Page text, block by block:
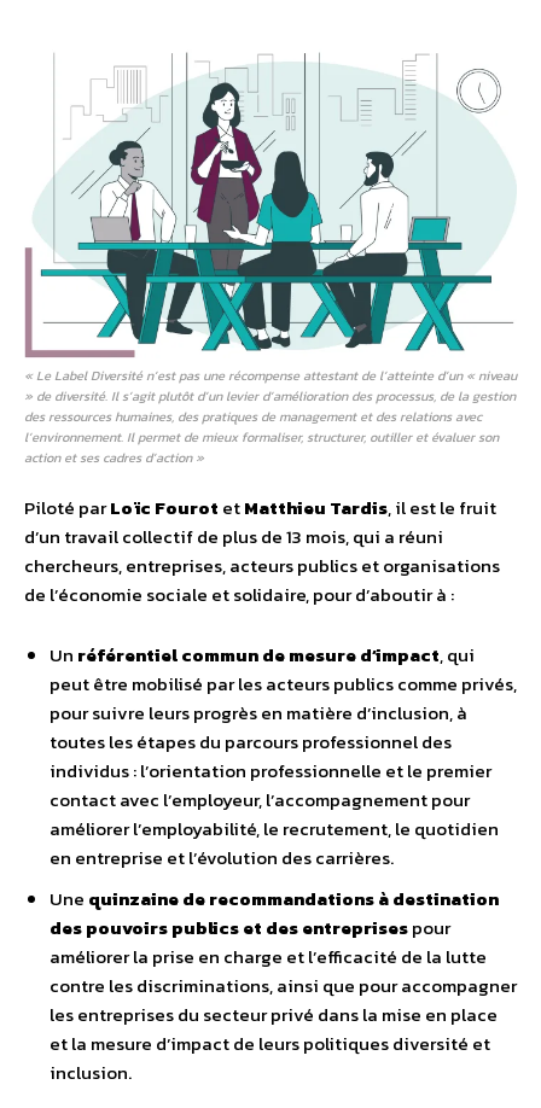
« Le Label Diversité n’est pas une récompense attestant de l’atteinte d’un « niveau
» de diversité. Il s’agit plutôt d’un levier d’amélioration des processus, de la gestion
des ressources humaines, des pratiques de management et des relations avec
l’environnement. Il permet de mieux formaliser, structurer, outiller et évaluer son
action et ses cadres d’action »
Piloté parLoïc Fourot etMatthieu Tardis, il est le fruit
d’un travail collectif de plus de 13 mois, qui a réuni
chercheurs, entreprises, acteurs publics et organisations
de l’économie sociale et solidaire, pour d’aboutir à :
Un référentiel commun de mesure d’impact, qui
peut être mobilisé par les acteurs publics comme privés,
pour suivre leurs progrès en matière d’inclusion, à
toutes les étapes du parcours professionnel des
individus : l’orientation professionnelle et le premier
contact avec l’employeur, l’accompagnement pour
améliorer l’employabilité, le recrutement, le quotidien
en entreprise et l’évolution des carrières.
Une quinzaine de recommandations à destination
des pouvoirs publics et des entreprisespour
améliorer la prise en charge et l’efficacité de la lutte
contre les discriminations, ainsi que pour accompagner
les entreprises du secteur privé dans la mise en place
et la mesure d’impact de leurs politiques diversité et
inclusion.